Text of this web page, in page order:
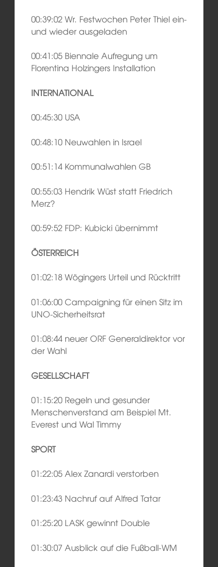
00:39:02 Wr. Festwochen Peter Thiel ein-
und wieder ausgeladen
00:41:05 Biennale Aufregung um
Florentina Holzingers Installation
INTERNATIONAL
00:45:30 USA
00:48:10 Neuwahlen in Israel
00:51:14 Kommunalwahlen GB
00:55:03 Hendrik Wüst statt Friedrich
Merz?
00:59:52 FDP: Kubicki übernimmt
ÖSTERREICH
01:02:18 Wögingers Urteil und Rücktritt
01:06:00 Campaigning für einen Sitz im
UNO-Sicherheitsrat
01:08:44 neuer ORF Generaldirektor vor
der Wahl
GESELLSCHAFT
01:15:20 Regeln und gesunder
Menschenverstand am Beispiel Mt.
Everest und Wal Timmy
SPORT
01:22:05 Alex Zanardi verstorben
01:23:43 Nachruf auf Alfred Tatar
01:25:20 LASK gewinnt Double
01:30:07 Ausblick auf die Fußball-WM